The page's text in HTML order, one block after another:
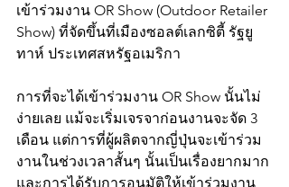
เข้าร่วมงาน OR Show (Outdoor Retailer
Show) ที่จัดขึ้นที่เมืองซอลต์เลกซิตี้ รัฐยู
ทาห์ ประเทศสหรัฐอเมริกา
การที่จะได้เข้าร่วมงาน OR Show นั้นไม่
ง่ายเลย แม้จะเริ่มเจรจาก่อนงานจะจัด 3
เดือน แต่การที่ผู้ผลิตจากญี่ปุ่นจะเข้าร่วม
งานในช่วงเวลาสั้นๆ นั้นเป็นเรื่องยากมาก
และการได้รับการอนุมัติให้เข้าร่วมงาน